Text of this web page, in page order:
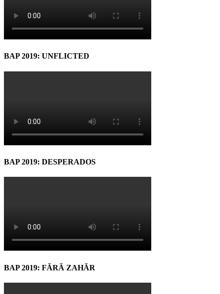
BAP 2019: UNFLICTED
BAP 2019: DESPERADOS
BAP 2019: FĂRĂ ZAHĂR